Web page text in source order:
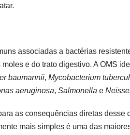
associadas a bactérias
e do trato digestivo. A OMS
baumannii, Mycobacterium
aeruginosa, Salmonella e
as consequências diretas desse
mais simples é uma das